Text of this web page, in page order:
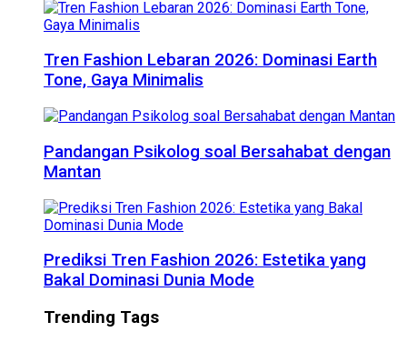
Tren Fashion Lebaran 2026: Dominasi Earth
Tone, Gaya Minimalis
Pandangan Psikolog soal Bersahabat dengan
Mantan
Prediksi Tren Fashion 2026: Estetika yang
Bakal Dominasi Dunia Mode
Trending Tags